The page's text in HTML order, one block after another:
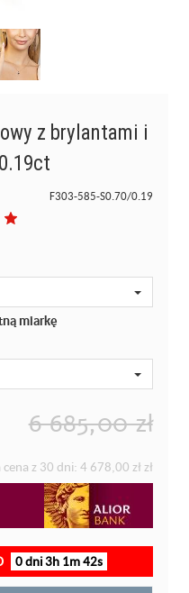
z brylantami i
F303-585-S0.70/0.19
miarkę
6 685,00 zł
cena z 30 dni: 4 678,00 zł zł
0 dni 3h 1m 41s